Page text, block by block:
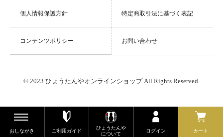
個人情報保護方針 特定商取引法に基づく表記
コンテンツポリシー お問い合わせ
© 2023 ひょうたんやオンラインショップ All Rights Reserved.
おしながき ご利用ガイド
ひょうたんや
について
ログイン カート